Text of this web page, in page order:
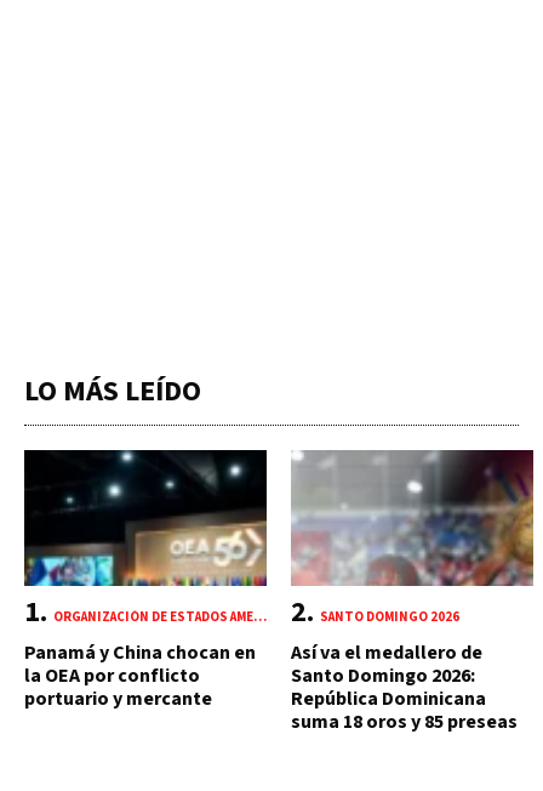
LO MÁS LEÍDO
ORGANIZACIÓN DE ESTADOS AMERICANOS (OEA)
Panamá y China chocan en
la OEA por conflicto
portuario y mercante
SANTO DOMINGO 2026
Así va el medallero de
Santo Domingo 2026:
República Dominicana
suma 18 oros y 85 preseas